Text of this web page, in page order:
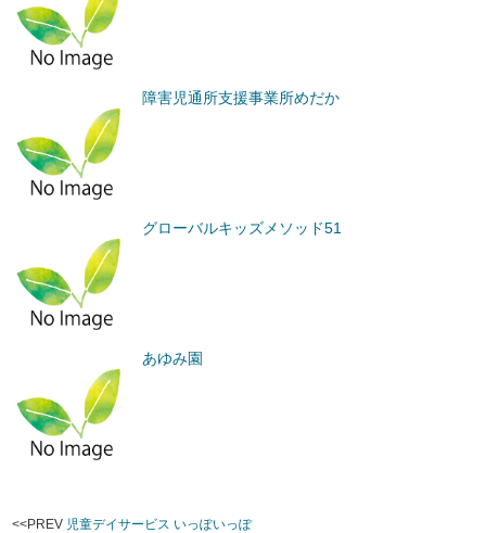
障害児通所支援事業所めだか
グローバルキッズメソッド51
あゆみ園
<<PREV 児童デイサービス いっぽいっぽ